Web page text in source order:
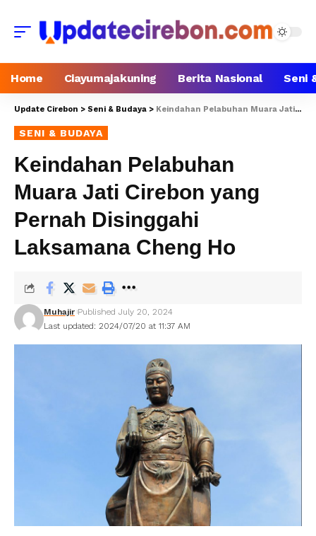
Home Ciayumajakuning Berita Nasional Seni
Update Cirebon > Seni & Budaya > Keindahan Pelabuhan Muara Jati Cirebon yang Pernah Disinggahi Laksamana Cheng Ho
SENI & BUDAYA
Keindahan Pelabuhan
Muara Jati Cirebon yang
Pernah Disinggahi
Laksamana Cheng Ho
Last updated: 2024/07/20 at 11:37 AM
Muhajir Published July 20, 2024